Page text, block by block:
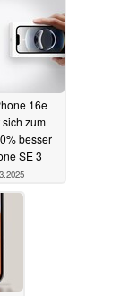
16e
zum
besser
SE 3